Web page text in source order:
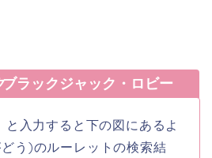
入力すると下の図にあるよ
う)のルーレットの検索結